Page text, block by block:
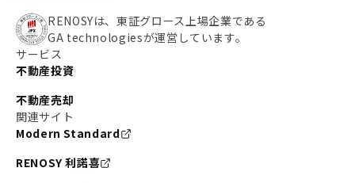
RENOSYは、東証グロース上場企業である
GA technologiesが運営しています。
サービス
不動産投資
不動産売却
関連サイト
Modern Standard
RENOSY 利諾喜